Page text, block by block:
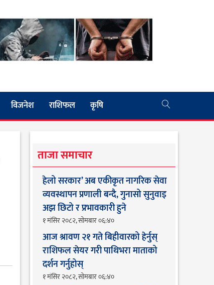
विजनेश राशिफल कृषि
ताजा समाचार
हेलो सरकार’ अब एकीकृत नागरिक सेवा
व्यवस्थापन प्रणाली बन्दै, गुनासो सुनुवाइ
अझ छिटो र प्रभावकारी हुने
१ मंसिर २०८२, सोमबार ०६:४०
आज श्रावण २१ गते बिहीवारको हेर्नुस्
राशिफल सेयर गरी पाथिभरा माताको
दर्शन गर्नुहोस्
१ मंसिर २०८२, सोमबार ०६:४०